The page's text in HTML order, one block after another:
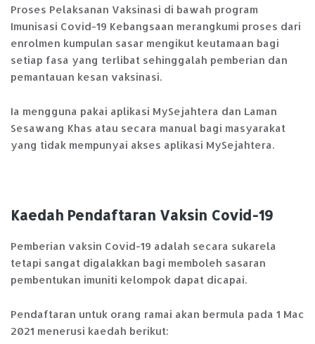
Proses Pelaksanan Vaksinasi di bawah program
Imunisasi Covid-19 Kebangsaan merangkumi proses dari
enrolmen kumpulan sasar mengikut keutamaan bagi
setiap fasa yang terlibat sehinggalah pemberian dan
pemantauan kesan vaksinasi.
Ia mengguna pakai aplikasi MySejahtera dan Laman
Sesawang Khas atau secara manual bagi masyarakat
yang tidak mempunyai akses aplikasi MySejahtera.
Kaedah Pendaftaran Vaksin Covid-19
Pemberian vaksin Covid-19 adalah secara sukarela
tetapi sangat digalakkan bagi memboleh sasaran
pembentukan imuniti kelompok dapat dicapai.
Pendaftaran untuk orang ramai akan bermula pada 1 Mac
2021 menerusi kaedah berikut: